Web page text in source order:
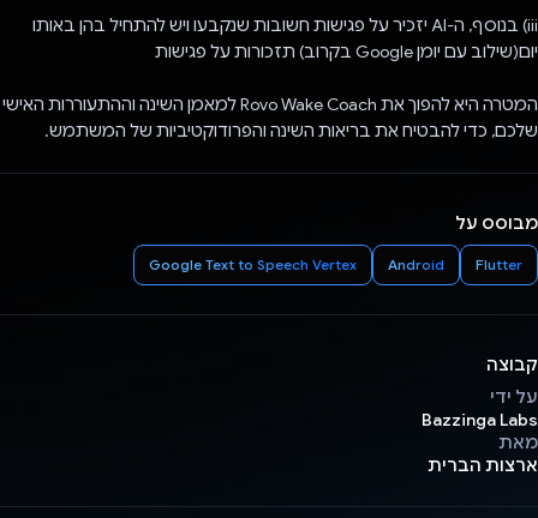
iii) בנוסף, ה-AI יזכיר על פגישות חשובות שנקבעו ויש להתחיל בהן באותו
יום(שילוב עם יומן Google בקרוב) תזכורות על פגישות
המטרה היא להפוך את Rovo Wake Coach למאמן השינה וההתעוררות האישי
שלכם, כדי להבטיח את בריאות השינה והפרודוקטיביות של המשתמש.
מבוסס על
Flutter
Android
Google Text to Speech Vertex
קבוצה
על ידי
Bazzinga Labs
מאת
ארצות הברית